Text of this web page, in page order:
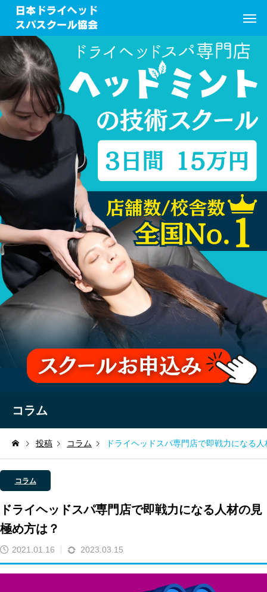
コラム
投稿 コラム ドライヘッドスパ専門店で即戦力になる
コラム
ドライヘッドスパ専門店で即戦力になる人材の見
極め方は？
2021.01.16 2023.03.15